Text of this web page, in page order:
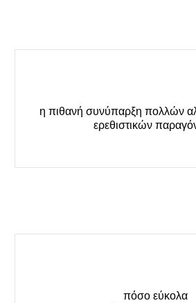
η πιθανή συνύπαρξη πολλών
ερεθιστικών
πόσο εύκολα